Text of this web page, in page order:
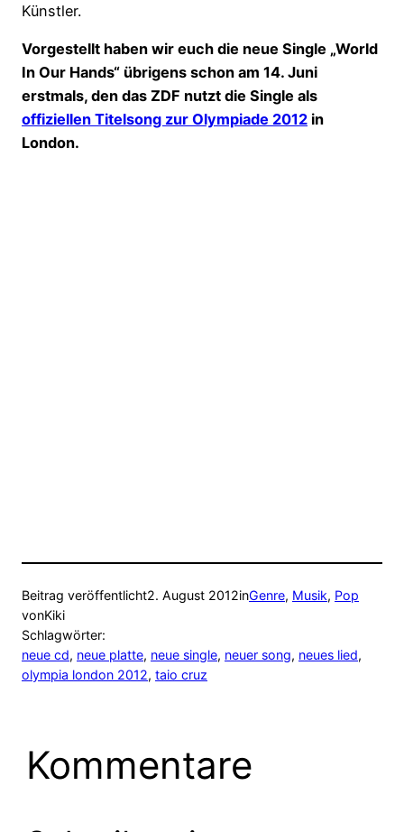
Künstler.
Vorgestellt haben wir euch die neue Single „World
In Our Hands“ übrigens schon am 14. Juni
erstmals, den das ZDF nutzt die Single als
offiziellen Titelsong zur Olympiade 2012 in
London.
Beitrag veröffentlicht2. August 2012inGenre, Musik, Pop
vonKiki
Schlagwörter:
neue cd, neue platte, neue single, neuer song, neues lied
olympia london 2012, taio cruz
Kommentare